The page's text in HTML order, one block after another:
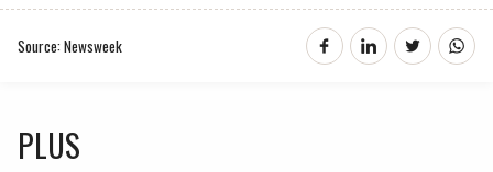
Source: Newsweek
PLUS